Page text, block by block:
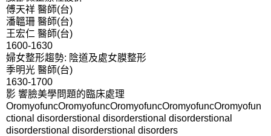
傅天祥 醫師(台)
潘韞珊 醫師(台)
王宏仁 醫師(台)
1600-1630
婦女整形趨勢: 陰道及處女膜整形
季明光 醫師(台)
1630-1700
影 響臉美學問題的臨床處理
OromyofuncOromyofuncOromyofuncOromyofuncOromyofun
ctional disorderstional disorderstional disorderstional
disorderstional disorderstional disorders